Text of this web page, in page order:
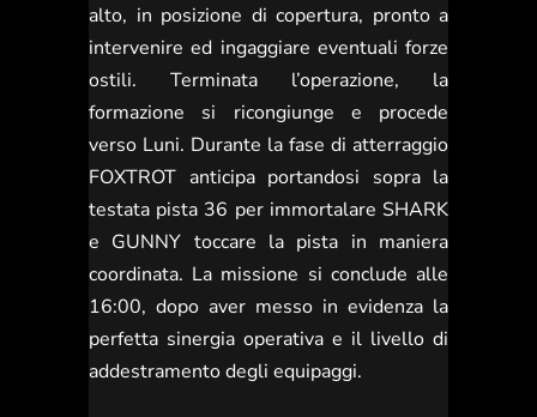
alto, in posizione di copertura, pronto a
intervenire ed ingaggiare eventuali forze
ostili. Terminata l’operazione, la
formazione si ricongiunge e procede
verso Luni. Durante la fase di atterraggio
FOXTROT anticipa portandosi sopra la
testata pista 36 per immortalare SHARK
e GUNNY toccare la pista in maniera
coordinata. La missione si conclude alle
16:00, dopo aver messo in evidenza la
perfetta sinergia operativa e il livello di
addestramento degli equipaggi.